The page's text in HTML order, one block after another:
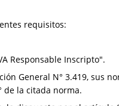
requisitos:
Responsable Inscripto".
General N° 3.419, sus
de la citada norma.